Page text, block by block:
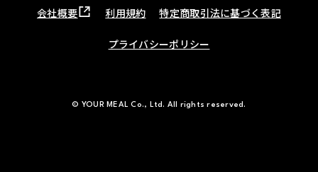
会社概要 利用規約 特定商取引法に基づく表記
プライバシーポリシー
© YOUR MEAL Co., Ltd. All rights reserved.